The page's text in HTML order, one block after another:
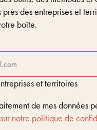
des entreprises et
boîte.
et territoires
de mes données
notre politique de